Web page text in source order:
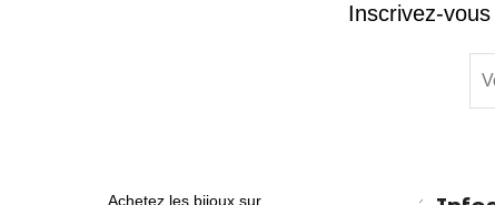
Inscrivez-
Achetez les bijoux sur